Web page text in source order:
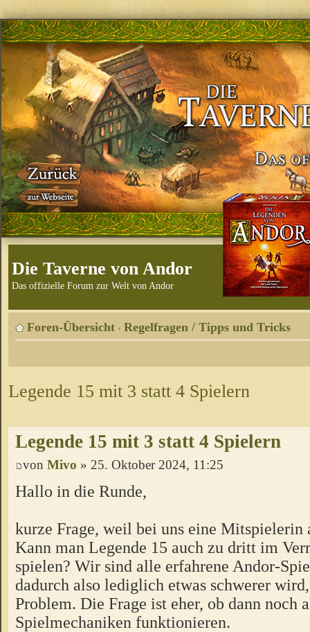
Die Taverne von Andor
Das offizielle Forum zur Welt von Andor
Foren-Übersicht ‹ Regelfragen / Tipps und Tricks
Legende 15 mit 3 statt 4 Spielern
Legende 15 mit 3 statt 4 Spielern
von Mivo » 25. Oktober 2024, 11:25
Hallo in die Runde,
kurze Frage, weil bei uns eine Mitspielerin
Kann man Legende 15 auch zu dritt im
spielen? Wir sind alle erfahrene Andor-
dadurch also lediglich etwas schwerer
Problem. Die Frage ist eher, ob dann noch
Spielmechaniken funktionieren.